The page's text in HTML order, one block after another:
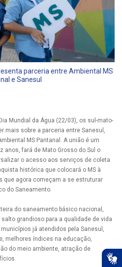
parceria entre Ambiental MS
e Sanesul
Mundial da Água (22/03), os sul-mato-
sobre a parceria entre Sanesul,
MS Pantanal. A união é um
anos, fará de Mato Grosso do Sul o
o acesso aos serviços de coleta
histórica que colocará o MS à
que agora começam a se estruturar
do Saneamento.
do saneamento básico nacional,
grandioso para a qualidade de vida
já atendidos pela Sanesul,
melhores índices na educação,
do meio ambiente, atração de